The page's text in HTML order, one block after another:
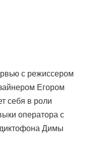
с режиссером
Егором
себя в роли
оператора с
Димы